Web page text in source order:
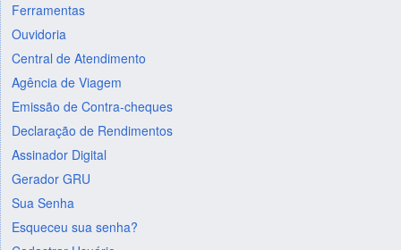
Ferramentas
Ouvidoria
Central de Atendimento
Agência de Viagem
Emissão de Contra-cheques
Declaração de Rendimentos
Assinador Digital
Gerador GRU
Sua Senha
Esqueceu sua senha?